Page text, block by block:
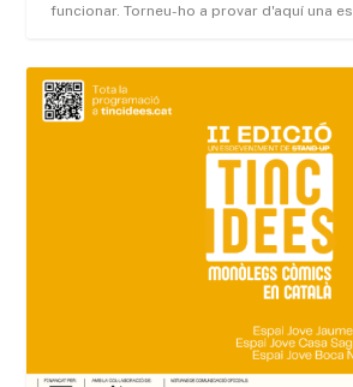
funcionar. Torneu-ho a provar d'aquí una